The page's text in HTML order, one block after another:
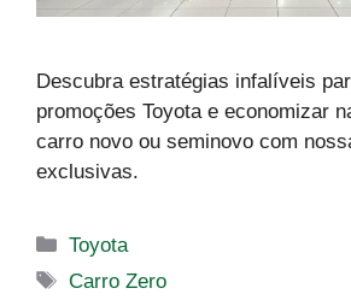
Descubra estratégias infalíveis
promoções Toyota e economizar
carro novo ou seminovo com
exclusivas.
Categorias
Toyota
Tags
Carro Zero